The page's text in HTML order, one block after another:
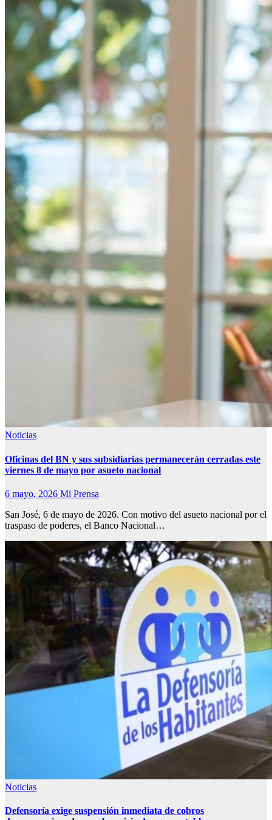
Noticias
Oficinas del BN y sus subsidiarias permanecerán cerradas este
viernes 8 de mayo por asueto nacional
6 mayo, 2026 Mi Prensa
San José, 6 de mayo de 2026. Con motivo del asueto nacional por el
traspaso de poderes, el Banco Nacional…
Noticias
Defensoría exige suspensión inmediata de cobros